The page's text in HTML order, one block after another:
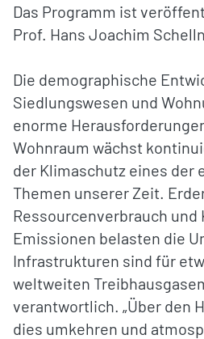
Das Programm ist
Prof. Hans Joachim
Die demographische
Siedlungswesen und
enorme
Wohnraum wächst
der Klimaschutz eines der
Themen unserer Zeit.
Ressourcenverbrauch
Emissionen belasten die
Infrastrukturen sind für
weltweiten
verantwortlich. „Über den
dies umkehren und